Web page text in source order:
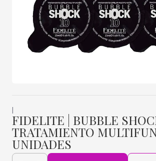
FIDELITE | BUBBLE
TRATAMIENTO
UNIDADES